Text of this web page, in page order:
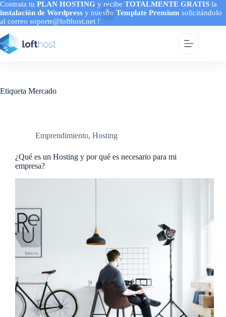
Contrata tu PLAN HOSTING y recibe TOTALMENTE GRATIS la
instalación de Wordpress y nuestro Template Premium solicitándolo
al correo soporte@lofthost.net !
al
contenido
Etiqueta Mercado
Emprendimiento, Hosting
¿Qué es un Hosting y por qué es necesario para mi
empresa?